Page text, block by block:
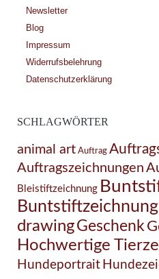
Newsletter
Blog
Impressum
Widerrufsbelehrung
Datenschutzerklärung
SCHLAGWÖRTER
animal art Auftrag
Auftragszeichnungen
Bleistiftzeichnung
Buntstiftzeichnung
drawingGeschenk
Hochwertige
Hundeportrait